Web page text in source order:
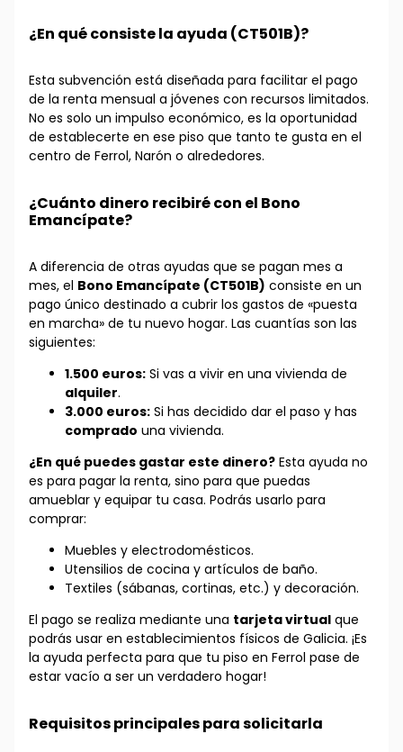
¿En qué consiste la ayuda (CT501B)?
Esta subvención está diseñada para facilitar el pago
de la renta mensual a jóvenes con recursos limitados.
No es solo un impulso económico, es la oportunidad
de establecerte en ese piso que tanto te gusta en el
centro de Ferrol, Narón o alrededores.
¿Cuánto dinero recibiré con el Bono
Emancípate?
A diferencia de otras ayudas que se pagan mes a
mes, el Bono Emancípate (CT501B) consiste en un
pago único destinado a cubrir los gastos de «puesta
en marcha» de tu nuevo hogar. Las cuantías son las
siguientes:
1.500 euros: Si vas a vivir en una vivienda de
alquiler.
3.000 euros: Si has decidido dar el paso y has
comprado una vivienda.
¿En qué puedes gastar este dinero? Esta ayuda no
es para pagar la renta, sino para que puedas
amueblar y equipar tu casa. Podrás usarlo para
comprar:
Muebles y electrodomésticos.
Utensilios de cocina y artículos de baño.
Textiles (sábanas, cortinas, etc.) y decoración.
El pago se realiza mediante una tarjeta virtual que
podrás usar en establecimientos físicos de Galicia. ¡Es
la ayuda perfecta para que tu piso en Ferrol pase de
estar vacío a ser un verdadero hogar!
Requisitos principales para solicitarla